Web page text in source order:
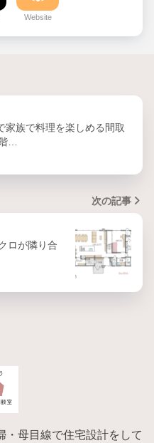
Website
家族で料理を楽しめる間取
…
次の記事
ロが隣り合
・母目線で住宅設計をして